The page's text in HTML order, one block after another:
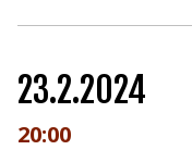
23.2.2024
20:00